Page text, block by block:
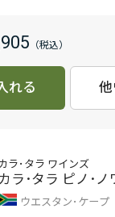
れる
カラ･タラ ワインズ
カラ･タラ ピノ･ノ
ウエスタン･ケープ